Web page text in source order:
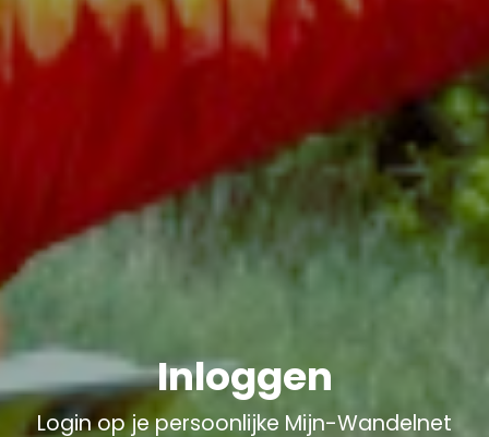
Inloggen
Login op je persoonlijke Mijn-Wandelnet